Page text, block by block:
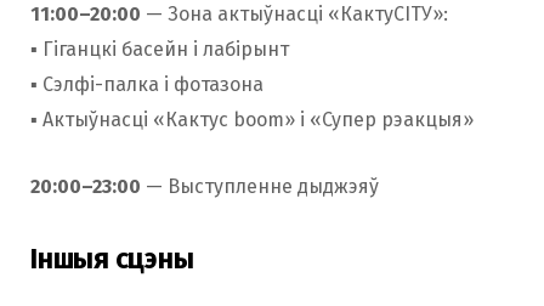
11:00–20:00 — Зона актыўнасці «КактуСІТУ»:
▪️ Гіганцкі басейн і лабірынт
▪️ Сэлфі-палка і фотазона
▪️ Актыўнасці «Кактус boom» і «Супер рэакцыя»
20:00–23:00 — Выступленне дыджэяў
Іншыя сцэны